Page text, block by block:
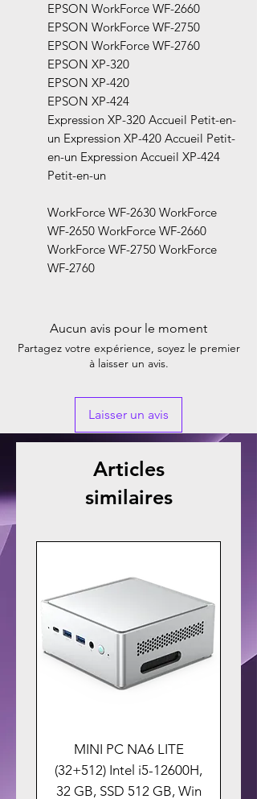
EPSON WorkForce WF-2660
EPSON WorkForce WF-2750
EPSON WorkForce WF-2760
EPSON XP-320
EPSON XP-420
EPSON XP-424
Expression XP-320 Accueil Petit-en-
un Expression XP-420 Accueil Petit-
en-un Expression Accueil XP-424
Petit-en-un
WorkForce WF-2630 WorkForce
WF-2650 WorkForce WF-2660
WorkForce WF-2750 WorkForce
WF-2760
Aucun avis pour le moment
Partagez votre expérience, soyez le premier
à laisser un avis.
Laisser un avis
Articles
similaires
MINI PC NA6 LITE
(32+512) Intel i5-12600H,
32 GB, SSD 512 GB, Win